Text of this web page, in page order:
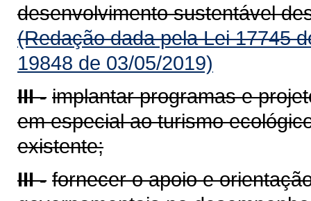
desenvolvimento sustentável
(Redação dada pela Lei 17745
19848 de 03/05/2019)
III - implantar programas e
em especial ao turismo
existente;
III - fornecer o apoio e